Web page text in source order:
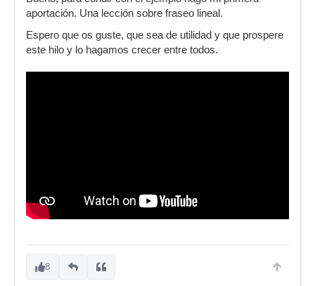
aportación. Una lección sobre fraseo lineal.
Espero que os guste, que sea de utilidad y que prospere
este hilo y lo hagamos crecer entre todos.
8